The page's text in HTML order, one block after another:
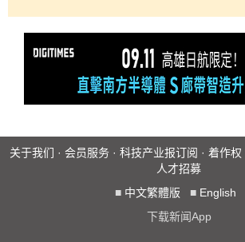
关于我们 · 会员服务 · 科技产业报订阅 · 着作权
人才招募
■ 中文繁體版 ■ English
下载新闻App